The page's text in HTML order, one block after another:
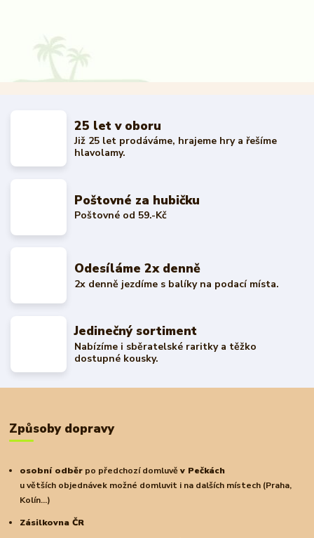
25 let v oboru
Již 25 let prodáváme, hrajeme hry a řešíme
hlavolamy.
Poštovné za hubičku
Poštovné od 59.-Kč
Odesíláme 2x denně
2x denně jezdíme s balíky na podací místa.
Jedinečný sortiment
Nabízíme i sběratelské raritky a těžko
dostupné kousky.
Způsoby dopravy
osobní odběr po předchozí domluvěv Pečkách
u větších objednávek možné domluvit i na dalších místech (Praha,
Kolín...)
Zásilkovna ČR